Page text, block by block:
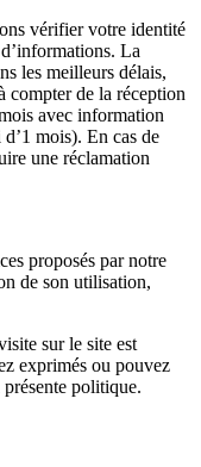
vérifier votre identité
La
les meilleurs délais,
compter de la réception
avec information
mois). En cas de
une réclamation
proposés par notre
de son utilisation,
sur le site est
exprimés ou pouvez
politique.